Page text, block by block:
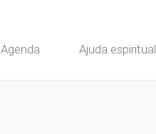
Agenda Ajuda espiritual